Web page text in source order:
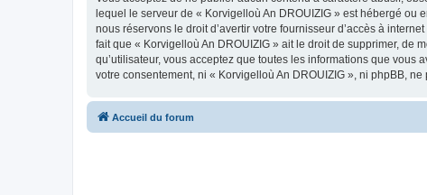
lequel le serveur de « Korvigelloù An DROUIZIG » est hébergé
nous réservons le droit d’avertir votre fournisseur d’accès à
fait que « Korvigelloù An DROUIZIG » ait le droit de supprimer, de
qu’utilisateur, vous acceptez que toutes les informations que
votre consentement, ni « Korvigelloù An DROUIZIG », ni phpBB,
Accueil du forum